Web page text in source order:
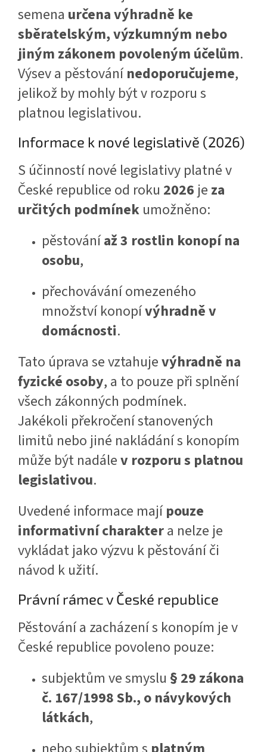
semena určena výhradně ke
sběratelským, výzkumným nebo
jiným zákonem povoleným účelům.
Výsev a pěstovánínedoporučujeme,
jelikož by mohly být v rozporu s
platnou legislativou.
Informace k nové legislativě (2026)
S účinností nové legislativy platné v
České republice od roku 2026 je za
určitých podmínek umožněno:
pěstováníaž 3 rostlin konopí na
osobu,
přechovávání omezeného
množství konopívýhradně v
domácnosti.
Tato úprava se vztahujevýhradně na
fyzické osoby, a to pouze při splnění
všech zákonných podmínek.
Jakékoli překročení stanovených
limitů nebo jiné nakládání s konopím
může být nadálev rozporu s platnou
legislativou.
Uvedené informace majípouze
informativní charaktera nelze je
vykládat jako výzvu k pěstování či
návod k užití.
Právní rámec v České republice
Pěstování a zacházení s konopím je v
České republice povoleno pouze:
subjektům ve smyslu § 29 zákona
č. 167/1998 Sb., o návykových
látkách,